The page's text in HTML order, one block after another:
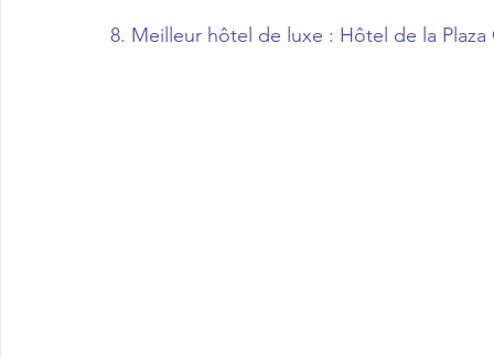
8. Meilleur hôtel de luxe : Hôtel de la